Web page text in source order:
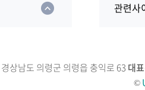
관련사
상남도 의령군 의령읍 충익로 63 대
©